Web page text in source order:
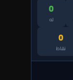
0
له
0
نقاط